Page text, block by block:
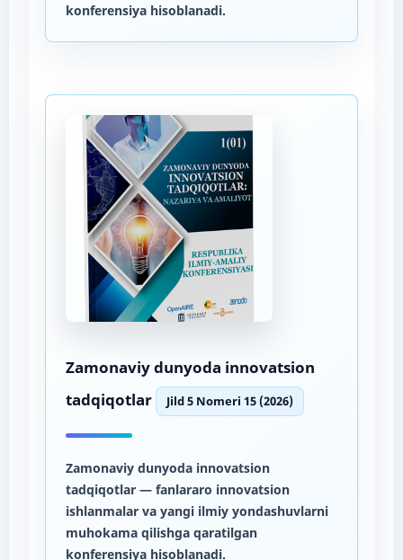
konferensiya hisoblanadi.
Zamonaviy dunyoda innovatsion
tadqiqotlar
Jild 5 Nomeri 15 (2026)
Zamonaviy dunyoda innovatsion
tadqiqotlar— fanlararo innovatsion
ishlanmalar va yangi ilmiy yondashuvlarni
muhokama qilishga qaratilgan
konferensiya hisoblanadi.